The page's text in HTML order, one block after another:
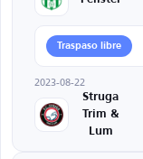
Traspaso libre
2023-08-22
Struga
Trim &
Lum